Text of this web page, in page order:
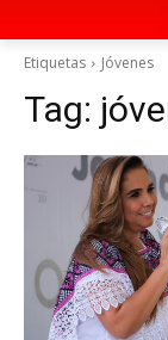
Etiquetas Jóvenes
Tag: